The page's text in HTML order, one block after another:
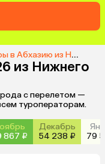
Абхазию из Нижнего Новгорода
из Нижнего
с перелетом —
туроператорам.
867 ₽
Декабрь
54 238 ₽
79